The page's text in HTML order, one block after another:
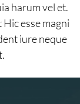
harum vel et.
esse magni
iure neque